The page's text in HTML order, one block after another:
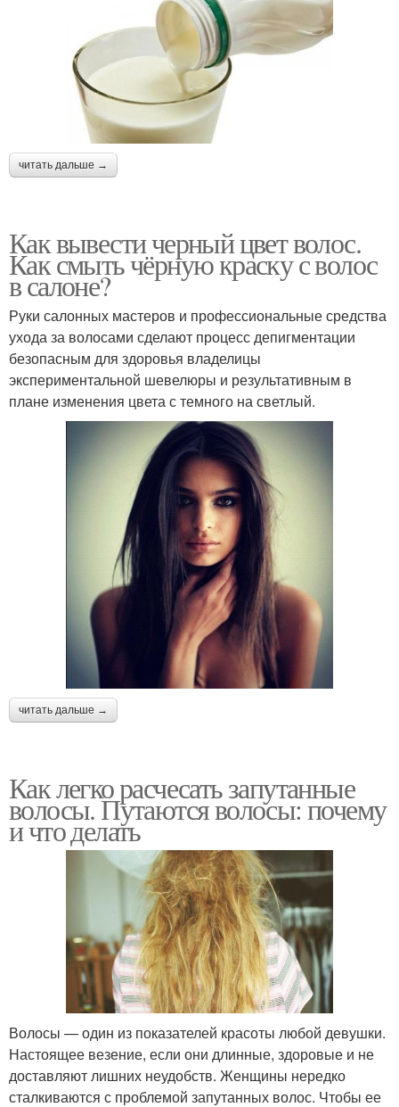
читать дальше →
Как вывести черный цвет волос.
Как смыть чёрную краску с волос
в салоне?
Руки салонных мастеров и профессиональные средства
ухода за волосами сделают процесс депигментации
безопасным для здоровья владелицы
экспериментальной шевелюры и результативным в
плане изменения цвета с темного на светлый.
читать дальше →
Как легко расчесать запутанные
волосы. Путаются волосы: почему
и что делать
Волосы — один из показателей красоты любой девушки.
Настоящее везение, если они длинные, здоровые и не
доставляют лишних неудобств. Женщины нередко
сталкиваются с проблемой запутанных волос. Чтобы ее